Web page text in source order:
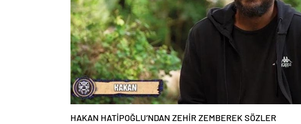
HAKAN HATİPOĞLU’NDAN ZEHİR ZEMBEREK SÖZLER